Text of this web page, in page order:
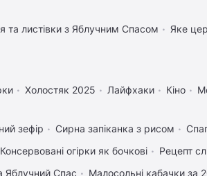
та листівки з Яблучним Спасом Яке
Холостяк 2025 Лайфхаки Кіно
зефір Сирна запіканка з рисом
Консервовані огірки як бочкові Рецепт
Яблучний Спас
Малосольні кабачки за